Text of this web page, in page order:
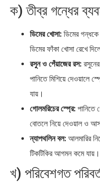
ক) তীব্র গন্ধের
ডিমের খোসা: ডিমের গন্ধকে
ডিমের ফাঁকা খোসা রেখে
রসুন ও পেঁয়াজের রস:
পানিতে মিশিয়ে দেওয়ালে
যায়।
গোলমরিচের স্প্রে: পানিতে
বোতলে নিয়ে দেওয়াল ও
ন্যাপথলিন বল: আলমারির
টিকটিকির আগমন কমে যায়।
খ) পরিবেশগত